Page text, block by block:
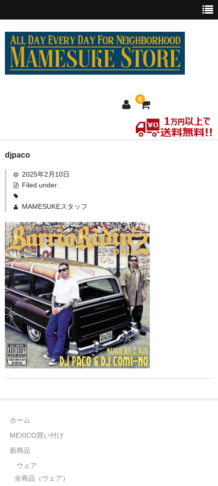
0
ホーム
MEXICO買い付け
新商品
全商品（ウェア）
Tシャツ
ロングTシャツ
ゲームシャツ
コーチジャケット
スウェット＆フーディ
パンツ
ヘッドギア
ORIGINAL
STILL 90’s
Brown Pride
djpaco
2025年2月10日
Filed under:
MAMESUKEスタッフ
ホーム
MEXICO買い付け
新商品
ウェア
全商品（ウェア）